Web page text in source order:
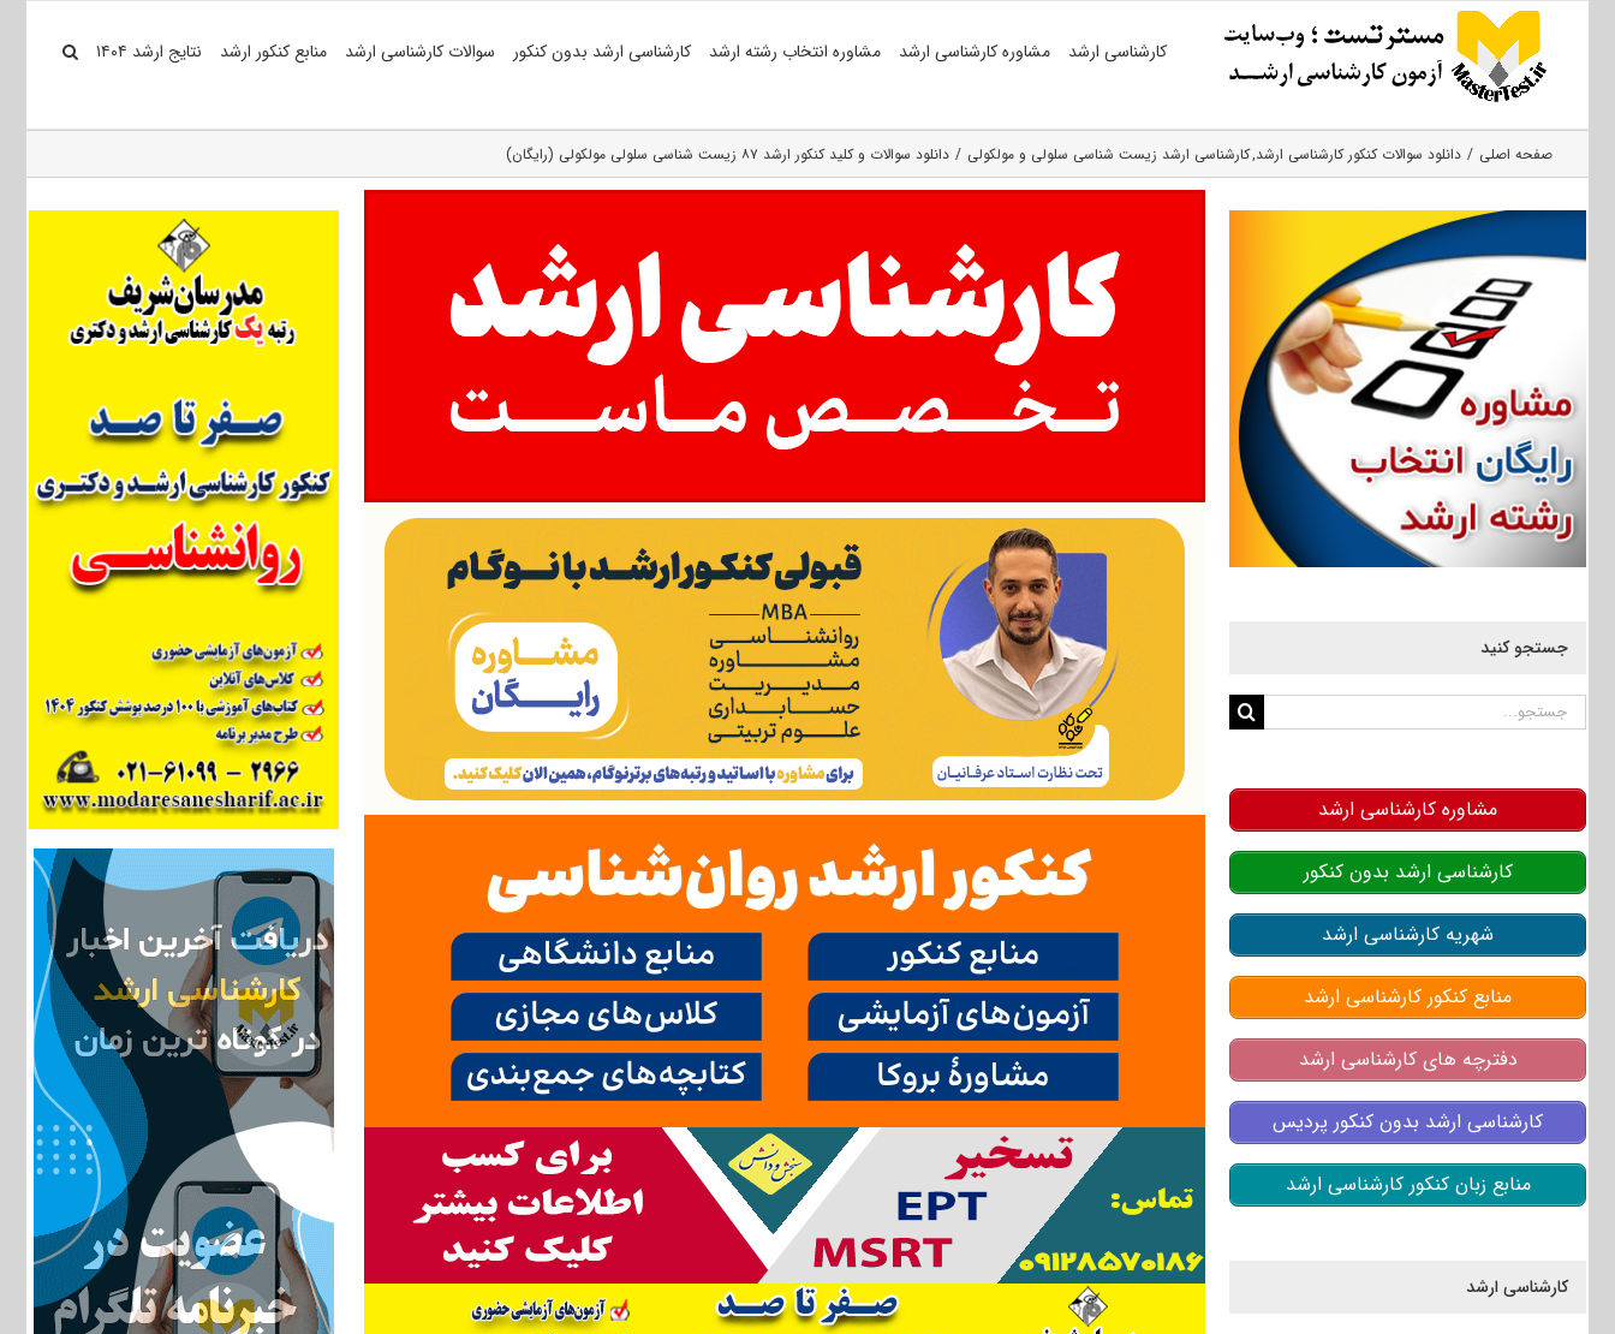
کارشناسی ارشد مشاوره کارشناسی ارشد مشاوره انتخاب رشته ارشد کارشناسی ارشد بدون کنکور سوالات کارشناسی ارشد منابع کنکور ارشد نتایج ارشد ۱۴۰۴
صفحه اصلی دانلود سوالات کنکور کارشناسی ارشد کارشناسی ارشد زیست شناسی سلولی و مولکولی دانلود سوالات و کلید کنکور ارشد ۸۷ زیست شناسی سلولی مولکولی (رایگان)
جستجو کنید
جستجو
مشاوره کارشناسی ارشد
کارشناسی ارشد بدون کنکور
شهریه کارشناسی ارشد
منابع کنکور کارشناسی ارشد
دفترچه های کارشناسی ارشد
کارشناسی ارشد بدون کنکور پردیس
منابع زبان کنکور کارشناسی ارشد
کارشناسی ارشد